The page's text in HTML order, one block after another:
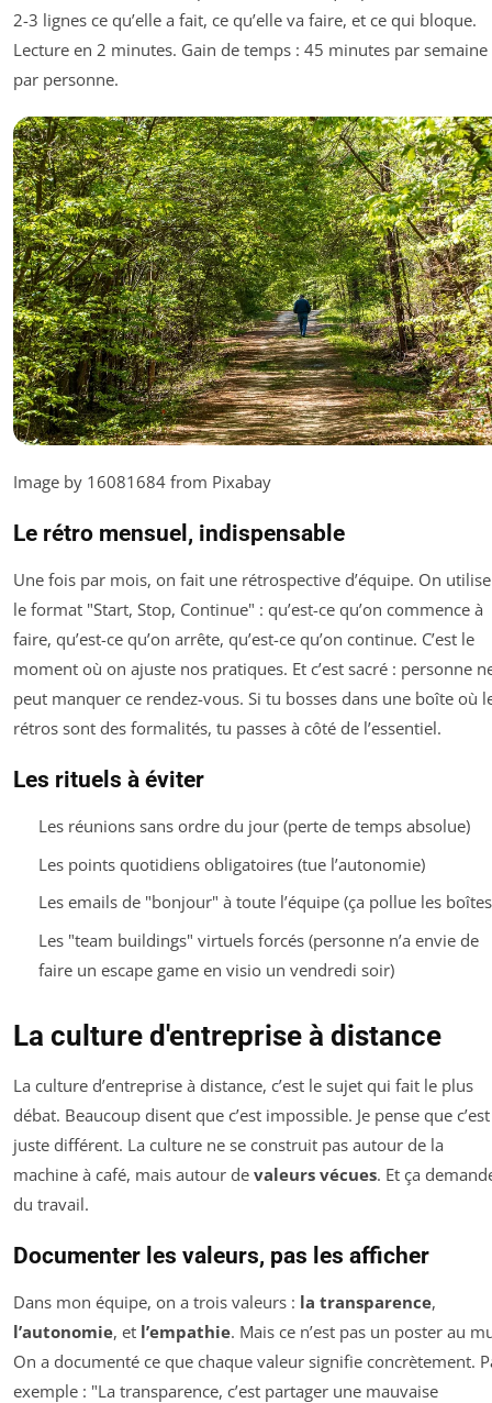
2-3 lignes ce qu’elle a fait, ce qu’elle va faire, et ce qui bloque.
Lecture en 2 minutes. Gain de temps : 45 minutes par semaine
par personne.
Image by 16081684 from Pixabay
Le rétro mensuel, indispensable
Une fois par mois, on fait une rétrospective d’équipe. On utilise
le format "Start, Stop, Continue" : qu’est-ce qu’on commence à
faire, qu’est-ce qu’on arrête, qu’est-ce qu’on continue. C’est le
moment où on ajuste nos pratiques. Et c’est sacré : personne
peut manquer ce rendez-vous. Si tu bosses dans une boîte où
rétros sont des formalités, tu passes à côté de l’essentiel.
Les rituels à éviter
Les réunions sans ordre du jour (perte de temps absolue)
Les points quotidiens obligatoires (tue l’autonomie)
Les emails de "bonjour" à toute l’équipe (ça pollue les
Les "team buildings" virtuels forcés (personne n’a envie de
faire un escape game en visio un vendredi soir)
La culture d'entreprise à distance
La culture d’entreprise à distance, c’est le sujet qui fait le plus
débat. Beaucoup disent que c’est impossible. Je pense que c’est
juste différent. La culture ne se construit pas autour de la
machine à café, mais autour de valeurs vécues. Et ça
du travail.
Documenter les valeurs, pas les afficher
Dans mon équipe, on a trois valeurs : la transparence,
l’autonomie, et l’empathie. Mais ce n’est pas un poster au
On a documenté ce que chaque valeur signifie concrètement.
exemple : "La transparence, c’est partager une mauvaise